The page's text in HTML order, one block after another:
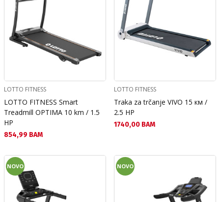
LOTTO FITNESS
LOTTO FITNESS Smart
Treadmill OPTIMA 10 km / 1.5
HP
Текуща цена:
854,99 BAM
LOTTO FITNESS
Traka za trčanje VIVO 15 км /
2.5 HP
Текуща цена:
1740,00 BAM
NOVO NOVO